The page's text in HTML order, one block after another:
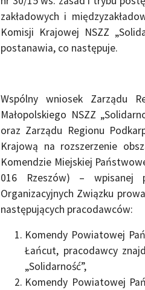
zakładowych i
Komisji Krajowej NSZZ
postanawia, co następuje.
Wspólny wniosek Zarządu
Małopolskiego NSZZ
oraz Zarządu Regionu
Krajową na rozszerzenie
Komendzie Miejskiej
016 Rzeszów) – wpisanej
Organizacyjnych Związku
następujących pracodawców:
Komendy Powiatowej
Łańcut, pracodawcy
„Solidarność”,
Komendy Powiatowej